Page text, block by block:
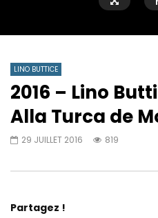
LINO BUTTICE
2016 – Lino
Alla Turca de
29 JUILLET 2016 819
Partagez !